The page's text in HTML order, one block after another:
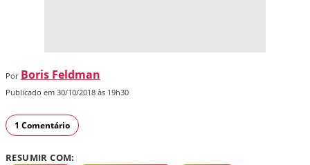
Por Boris Feldman
Publicado em 30/10/2018 às 19h30
1 Comentário
RESUMIR COM: